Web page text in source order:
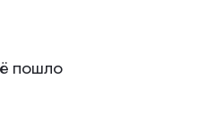
пошло